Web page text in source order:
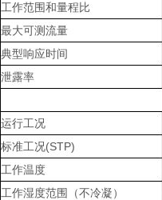
工作范围和量程比
最大可测流量
典型响应时间
泄露率
运行工况
标准工况(STP)
工作温度
工作湿度范围（不冷凝）